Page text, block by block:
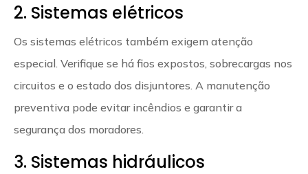
2. Sistemas elétricos
Os sistemas elétricos também exigem atenção
especial. Verifique se há fios expostos, sobrecargas nos
circuitos e o estado dos disjuntores. A manutenção
preventiva pode evitar incêndios e garantir a
segurança dos moradores.
3. Sistemas hidráulicos